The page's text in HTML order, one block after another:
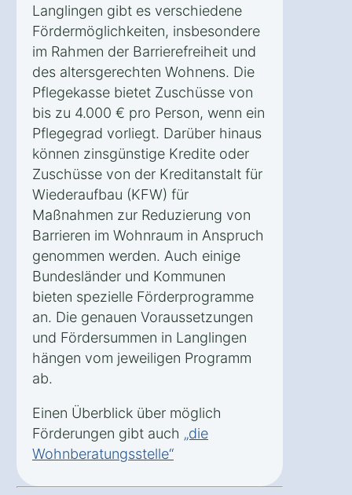
Langlingen gibt es verschiedene
Fördermöglichkeiten, insbesondere
im Rahmen der Barrierefreiheit und
des altersgerechten Wohnens. Die
Pflegekasse bietet Zuschüsse von
bis zu 4.000 € pro Person, wenn ein
Pflegegrad vorliegt. Darüber hinaus
können zinsgünstige Kredite oder
Zuschüsse von der Kreditanstalt für
Wiederaufbau (KFW) für
Maßnahmen zur Reduzierung von
Barrieren im Wohnraum in Anspruch
genommen werden. Auch einige
Bundesländer und Kommunen
bieten spezielle Förderprogramme
an. Die genauen Voraussetzungen
und Fördersummen in Langlingen
hängen vom jeweiligen Programm
ab.
Einen Überblick über möglich
Förderungen gibt auch „die
Wohnberatungsstelle“